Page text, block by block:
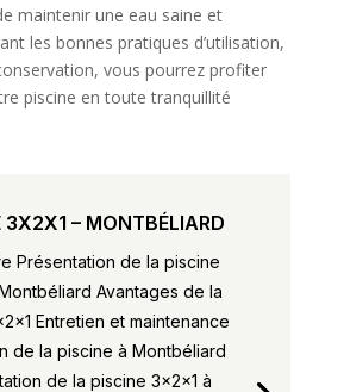
maintenir une eau saine et
les bonnes pratiques d’utilisation,
vous pourrez profiter
piscine en toute tranquillité
3X2X1 – MONTBÉLIARD
Présentation de la piscine
Avantages de la
Entretien et maintenance
de la piscine à Montbéliard
de la piscine 3x2x1 à